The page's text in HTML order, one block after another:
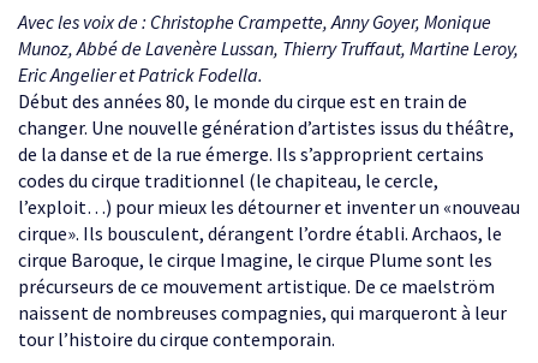
Avec les voix de : Christophe Crampette, Anny Goyer, Monique
Munoz, Abbé de Lavenère Lussan, Thierry Truffaut, Martine Leroy,
Eric Angelier et Patrick Fodella.
Début des années 80, le monde du cirque est en train de
changer. Une nouvelle génération d’artistes issus du théâtre,
de la danse et de la rue émerge. Ils s’approprient certains
codes du cirque traditionnel (le chapiteau, le cercle,
l’exploit…) pour mieux les détourner et inventer un «nouveau
cirque». Ils bousculent, dérangent l’ordre établi. Archaos, le
cirque Baroque, le cirque Imagine, le cirque Plume sont les
précurseurs de ce mouvement artistique. De ce maelström
naissent de nombreuses compagnies, qui marqueront à leur
tour l’histoire du cirque contemporain.